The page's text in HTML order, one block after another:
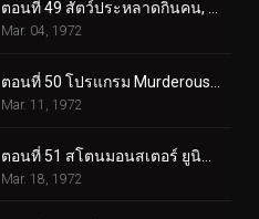
ตอนที่ 49 สัตว์ประหลาดกินคน, อิโซจินแช็ค
Mar. 04, 1972
Mar. 11, 1972
Mar. 18, 1972